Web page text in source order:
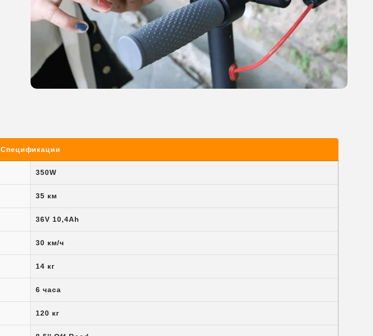
Спецификации
350W
35 км
36V 10,4Ah
30 км/ч
14 кг
6 часа
120 кг